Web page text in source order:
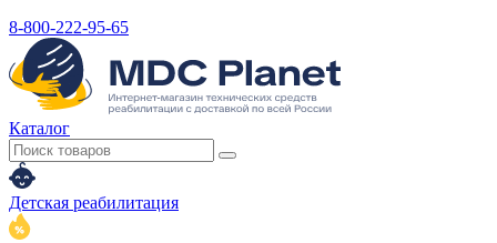
8-800-222-95-65
Каталог
Детская реабилитация